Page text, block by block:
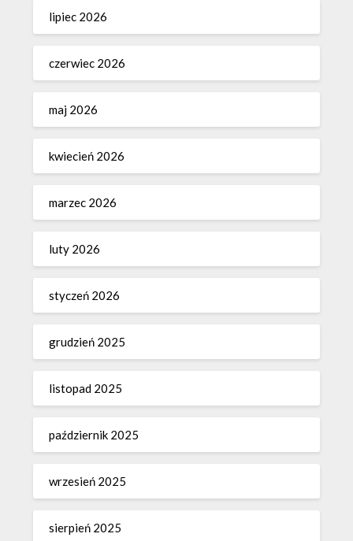
lipiec 2026
czerwiec 2026
maj 2026
kwiecień 2026
marzec 2026
luty 2026
styczeń 2026
grudzień 2025
listopad 2025
październik 2025
wrzesień 2025
sierpień 2025